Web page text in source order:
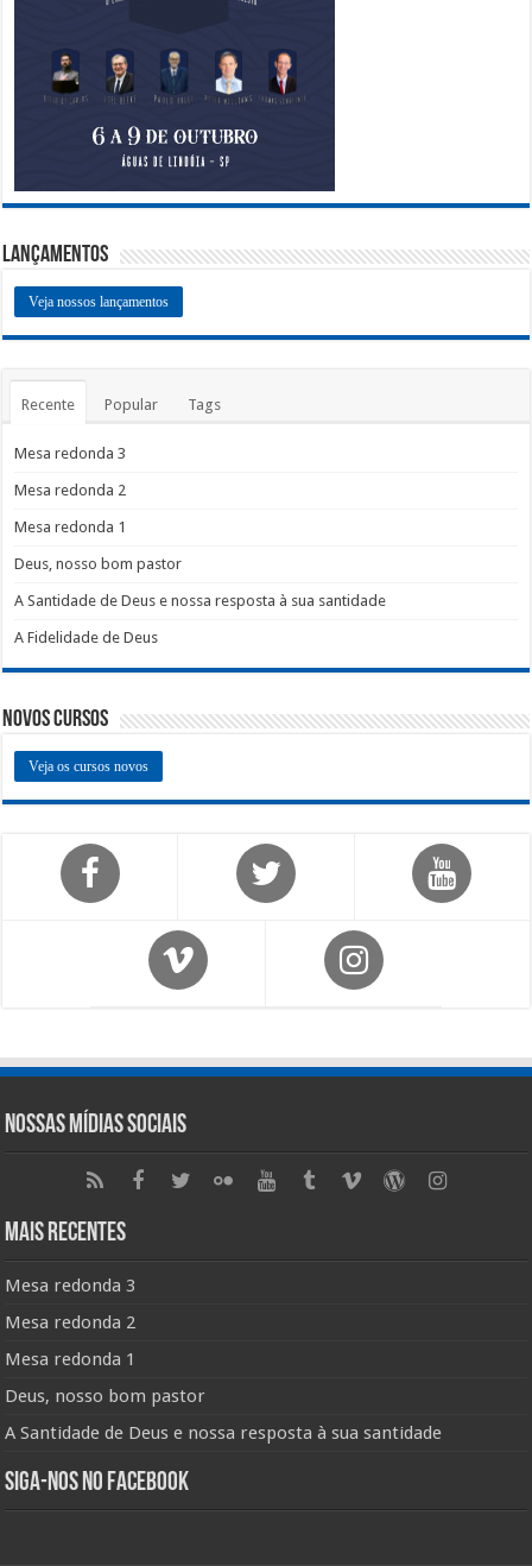
Lançamentos
Veja nossos lançamentos
Recente Popular Tags
Mesa redonda 3
Mesa redonda 2
Mesa redonda 1
Deus, nosso bom pastor
A Santidade de Deus e nossa resposta à sua santidade
A Fidelidade de Deus
Novos Cursos
Veja os cursos novos
Nossas Mídias Sociais
Mais Recentes
Mesa redonda 3
Mesa redonda 2
Mesa redonda 1
Deus, nosso bom pastor
A Santidade de Deus e nossa resposta à sua santidade
Siga-nos no Facebook